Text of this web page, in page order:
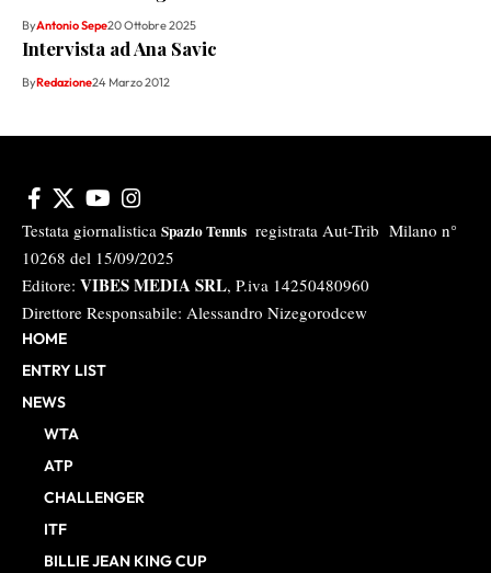
ByAntonio Sepe20 Ottobre 2025
Intervista ad Ana Savic
ByRedazione24 Marzo 2012
Testata giornalistica Spazio Tennis registrata Aut-Trib Milano n°
10268 del 15/09/2025
Editore: VIBES MEDIA SRL, P.iva 14250480960
Direttore Responsabile: Alessandro Nizegorodcew
HOME
ENTRY LIST
NEWS
WTA
ATP
CHALLENGER
ITF
BILLIE JEAN KING CUP